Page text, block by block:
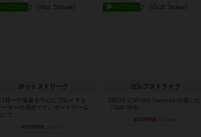
レビュー
ホットストリーク
7軽〜中量級を中心にプレイする
ーマーの感想です。ボードゲーム
にて...
約22時間前
レビュー
ガルフストライク
1983年にVictory Gamesが出版した
『Gulf Strik...
約22時間前